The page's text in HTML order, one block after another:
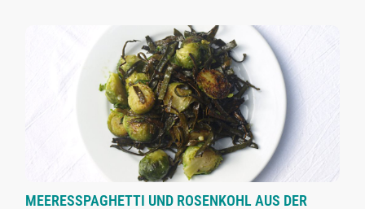
MEERESSPAGHETTI UND ROSENKOHL AUS DER